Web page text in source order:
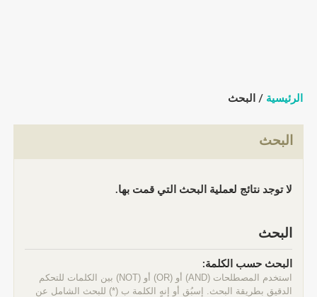
الرئيسية / البحث
البحث
لا توجد نتائج لعملية البحث التي قمت بها.
البحث
البحث حسب الكلمة:
استخدم المصطلحات (AND) أو (OR) أو (NOT) بين الكلمات للتحكم
الدقيق بطريقة البحث. إسبُق أو إنهٍ الكلمة ب (*) للبحث الشامل عن